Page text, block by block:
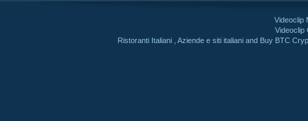
Videoclip
Videoclip
Ristoranti Italiani ,Aziende e siti italiani and Buy BTC